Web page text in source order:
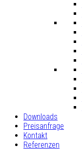
Downloads
Preisanfrage
Kontakt
Referenzen